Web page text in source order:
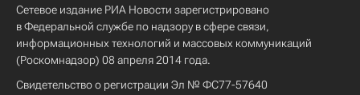
Сетевое издание РИА Новости зарегистрировано
в Федеральной службе по надзору в сфере связи,
информационных технологий и массовых коммуникаций
(Роскомнадзор) 08 апреля 2014 года.
Свидетельство о регистрации Эл № ФС77-57640